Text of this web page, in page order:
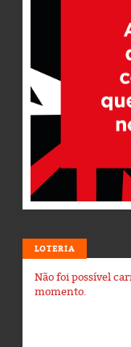
LOTERIA
Não foi possível
momento.